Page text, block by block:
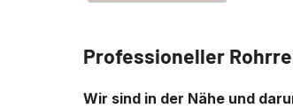
Professioneller
Wir sind in der Nähe und